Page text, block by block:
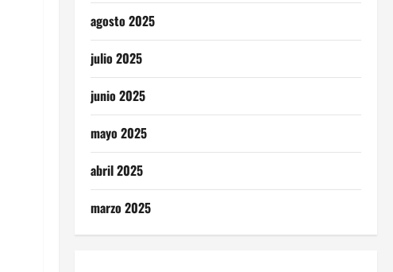
agosto 2025
julio 2025
junio 2025
mayo 2025
abril 2025
marzo 2025